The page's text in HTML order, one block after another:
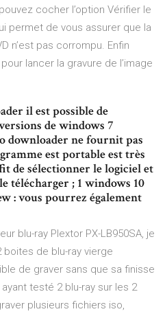
cocher l’option Vérifier le
permet de vous assurer que la
n’est pas corrompu. Enfin
lancer la gravure de l’image
il est possible de
de windows 7
downloader ne fournit pas
est portable est très
de sélectionner le logiciel et
télécharger ; 1 windows 10
: vous pourrez également
blu-ray Plextor PX-LB950SA, je
de blu-ray vierge
de graver sans que sa finisse
testé 2 blu-ray sur les 2
plusieurs fichiers iso,